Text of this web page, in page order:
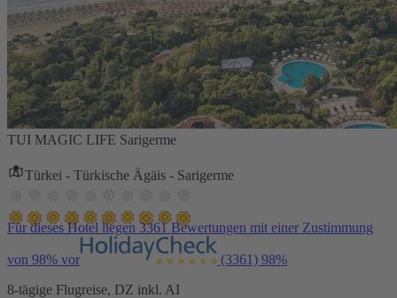
TUI MAGIC LIFE Sarigerme
Türkei - Türkische Ägäis - Sarigerme
Für dieses Hotel liegen 3361 Bewertungen mit einer Zustimmung
von 98% vor (3361) 98%
8-tägige Flugreise, DZ inkl. AI